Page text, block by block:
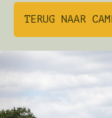
TERUG NAAR